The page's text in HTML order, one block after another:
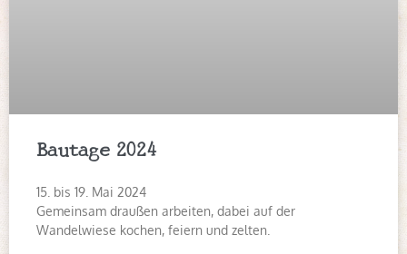
Bautage 2024
15. bis 19. Mai 2024
Gemeinsam draußen arbeiten, dabei auf der
Wandelwiese kochen, feiern und zelten.